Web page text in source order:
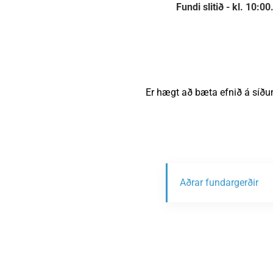
Fundi slitið - kl. 10:00.
Er hægt að bæta efnið á
Aðrar fundargerðir